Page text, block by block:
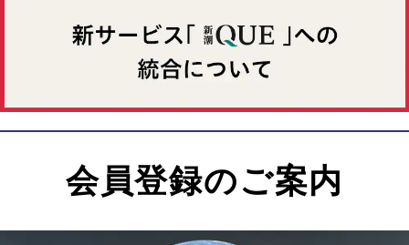
会員登録のご案内